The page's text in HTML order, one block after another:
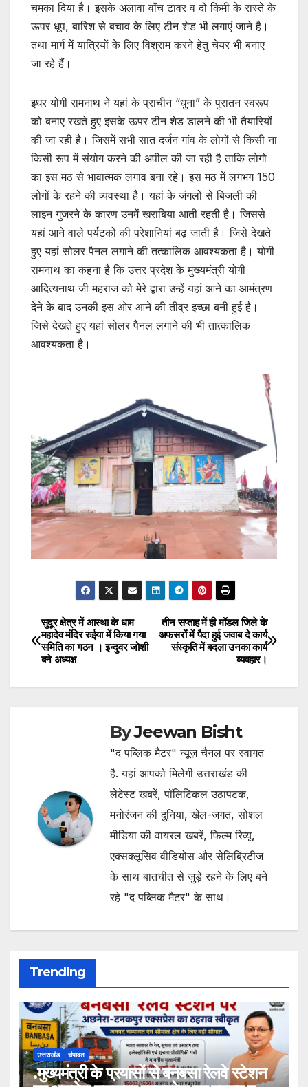
चमका दिया है। इसके अलावा वॉच टावर व दो किमी के रास्ते के
ऊपर धूप, बारिश से बचाव के लिए टीन शेड भी लगाएं जाने है।
तथा मार्ग में यात्रियों के लिए विश्राम करने हेतु चेयर भी बनाए
जा रहे हैं।
इधर योगी रामनाथ ने यहां के प्राचीन “धुना” के पुरातन स्वरूप
को बनाए रखते हुए इसके ऊपर टीन शेड डालने की भी तैयारियों
की जा रही है। जिसमें सभी सात दर्जन गांव के लोगों से किसी ना
किसी रूप में संयोग करने की अपील की जा रही है ताकि लोगो
का इस मठ से भावात्मक लगाव बना रहे। इस मठ में लगभग 150
लोगों के रहने की व्यवस्था है। यहां के जंगलों से बिजली की
लाइन गुजरने के कारण उनमें खराबिया आती रहती है। जिससे
यहां आने वाले पर्यटकों की परेशानियां बढ़ जाती है। जिसे देखते
हुए यहां सोलर पैनल लगाने की तत्कालिक आवश्यकता है। योगी
रामनाथ का कहना है कि उत्तर प्रदेश के मुख्यमंत्री योगी
आदित्यनाथ जी महराज को मेरे द्वारा उन्हें यहां आने का आमंत्रण
देने के बाद उनकी इस ओर आने की तीव्र इच्छा बनी हुई है।
जिसे देखते हुए यहां सोलर पैनल लगाने की भी तात्कालिक
आवश्यकता है।
Post
navigation
तीन सप्ताह में ही मॉडल जिले के
अफसरों में पैदा हुई जवाब दे कार्य
संस्कृति में बदला उनका कार्य
व्यवहार।
सुदूर क्षेत्र में आस्था के धाम
महादेव मंदिर रुईया में किया गया
समिति का गठन । इन्दुवर जोशी
बने अध्यक्ष
ByJeewan Bisht
"द पब्लिक मैटर" न्यूज़ चैनल पर स्वागत
है. यहां आपको मिलेगी उत्तराखंड की
लेटेस्ट खबरें, पॉलिटिकल उठापटक,
मनोरंजन की दुनिया, खेल-जगत, सोशल
मीडिया की वायरल खबरें, फिल्म रिव्यू,
एक्सक्लूसिव वीडियोस और सेलिब्रिटीज
के साथ बातचीत से जुड़े रहने के लिए बने
रहे "द पब्लिक मैटर" के साथ।
Trending
उत्तराखंड चंपावत
.मुख्यमंत्री के प्रयासों से बनबसा रेलवे स्टेशन